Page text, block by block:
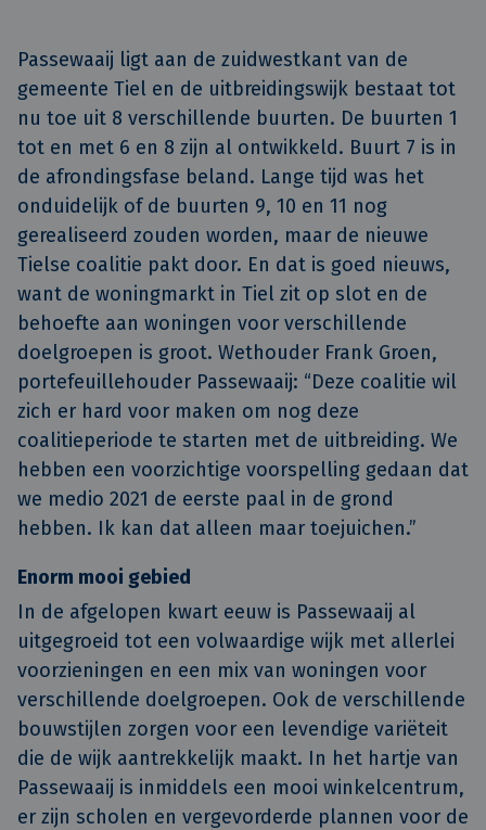
Passewaaij ligt aan de zuidwestkant van de
gemeente Tiel en de uitbreidingswijk bestaat tot
nu toe uit 8 verschillende buurten. De buurten 1
tot en met 6 en 8 zijn al ontwikkeld. Buurt 7 is in
de afrondingsfase beland. Lange tijd was het
onduidelijk of de buurten 9, 10 en 11 nog
gerealiseerd zouden worden, maar de nieuwe
Tielse coalitie pakt door. En dat is goed nieuws,
want de woningmarkt in Tiel zit op slot en de
behoefte aan woningen voor verschillende
doelgroepen is groot. Wethouder Frank Groen,
portefeuillehouder Passewaaij: “Deze coalitie wil
zich er hard voor maken om nog deze
coalitieperiode te starten met de uitbreiding. We
hebben een voorzichtige voorspelling gedaan dat
we medio 2021 de eerste paal in de grond
hebben. Ik kan dat alleen maar toejuichen.”
Enorm mooi gebied
In de afgelopen kwart eeuw is Passewaaij al
uitgegroeid tot een volwaardige wijk met allerlei
voorzieningen en een mix van woningen voor
verschillende doelgroepen. Ook de verschillende
bouwstijlen zorgen voor een levendige variëteit
die de wijk aantrekkelijk maakt. In het hartje van
Passewaaij is inmiddels een mooi winkelcentrum,
er zijn scholen en vergevorderde plannen voor de